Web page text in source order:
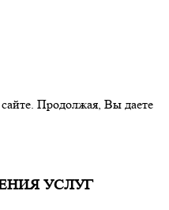
Продолжая, Вы даете
УСЛУГ